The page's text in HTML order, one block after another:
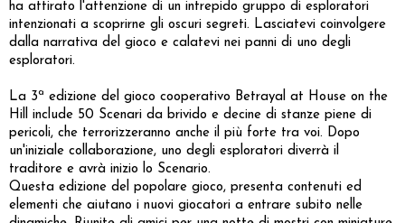
ha attirato l'attenzione di un intrepido gruppo di esploratori
intenzionati a scoprirne gli oscuri segreti. Lasciatevi coinvolgere
dalla narrativa del gioco e calatevi nei panni di uno degli
esploratori.
La 3ª edizione del gioco cooperativo Betrayal at House on the
Hill include 50 Scenari da brivido e decine di stanze piene di
pericoli, che terrorizzeranno anche il più forte tra voi. Dopo
un'iniziale collaborazione, uno degli esploratori diverrà il
traditore e avrà inizio lo Scenario.
Questa edizione del popolare gioco, presenta contenuti ed
elementi che aiutano i nuovi giocatori a entrare subito nelle